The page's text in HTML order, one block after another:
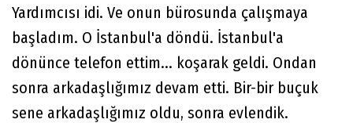
Yardımcısı idi. Ve onun bürosunda çalışmaya
başladım. O İstanbul'a döndü. İstanbul'a
dönünce telefon ettim... koşarak geldi. Ondan
sonra arkadaşlığımız devam etti. Bir-bir buçuk
sene arkadaşlığımız oldu, sonra evlendik.